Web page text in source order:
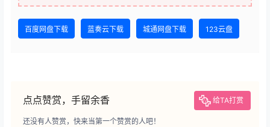
百度网盘下载 蓝奏云下载 城通网盘下载 123云盘
点点赞赏，手留余香 给TA打赏
还没有人赞赏，快来当第一个赞赏的人吧！